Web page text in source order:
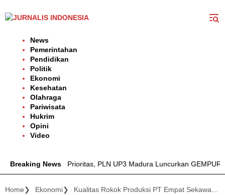
ke
News
Pemerintahan
Pendidikan
Politik
Ekonomi
Kesehatan
Olahraga
Pariwisata
Hukrim
Opini
Video
Breaking News
Listrik Jadi Prioritas, PLN UP3 Madura Luncurkan GEMPUR
Home Ekonomi